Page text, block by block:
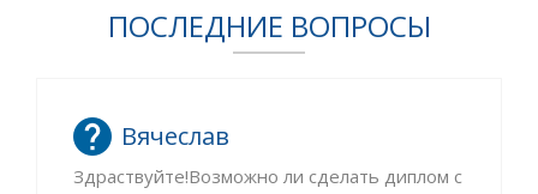
ПОСЛЕДНИЕ ВОПРОСЫ
Вячеслав
Здраствуйте!Возможно ли сделать диплом с